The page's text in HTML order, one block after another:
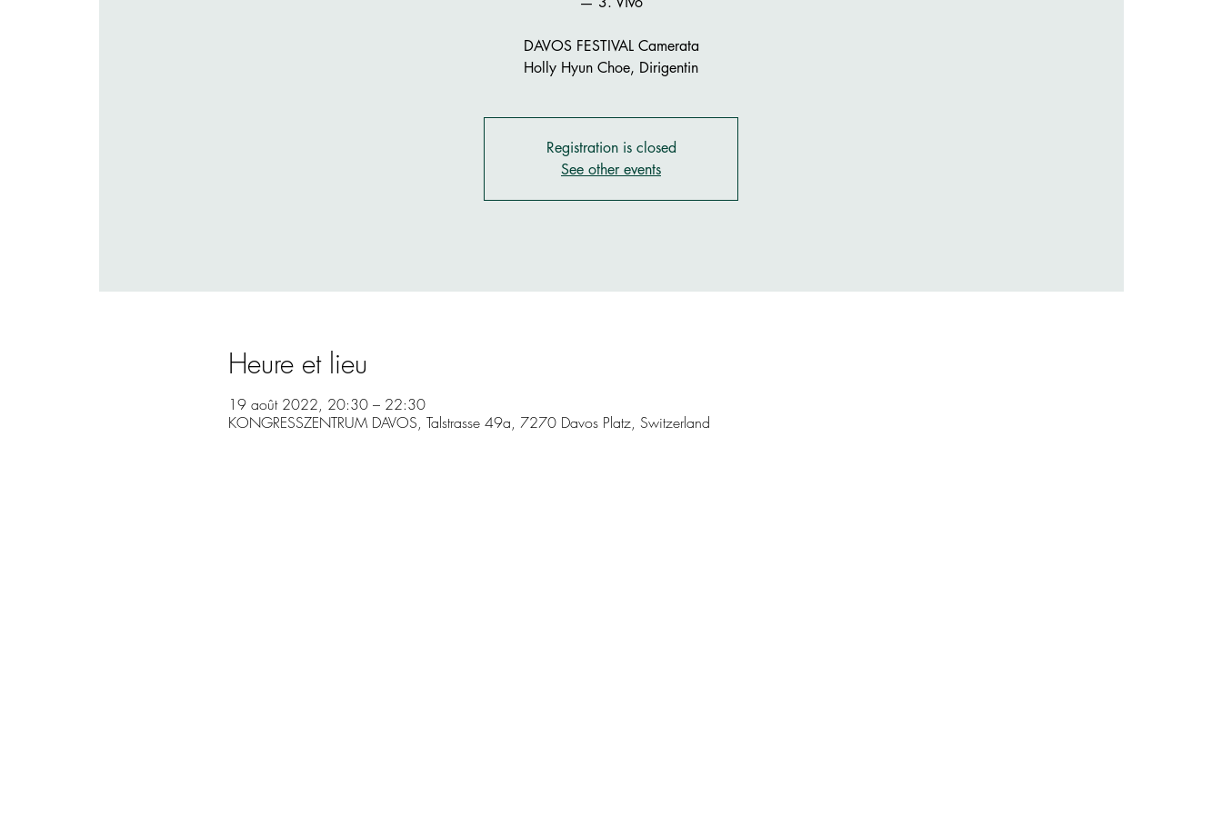
DAVOS FESTIVAL Camerata
Holly Hyun Choe, Dirigentin
Registration is closed
See other events
Heure et lieu
19 août 2022, 20:30 – 22:30
KONGRESSZENTRUM DAVOS, Talstrasse 49a, 7270 Davos Platz, Switzerland